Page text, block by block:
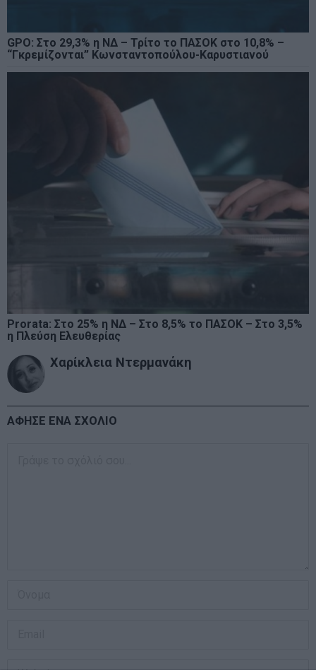
GPO: Στο 29,3% η ΝΔ – Τρίτο το ΠΑΣΟΚ στο 10,8% –
“Γκρεμίζονται” Κωνσταντοπούλου-Καρυστιανού
Prorata: Στο 25% η ΝΔ – Στο 8,5% το ΠΑΣΟΚ – Στο 3,5%
η Πλεύση Ελευθερίας
Χαρίκλεια Ντερμανάκη
ΑΦΗΣΕ ΕΝΑ ΣΧΟΛΙΟ